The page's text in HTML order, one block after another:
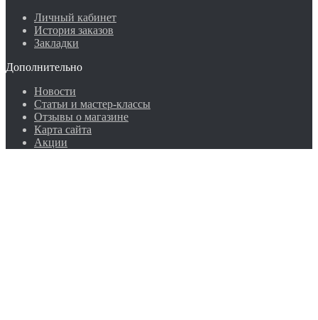
Личный кабинет
История заказов
Закладки
Дополнительно
Новости
Статьи и мастер-классы
Отзывы о магазине
Карта сайта
Акции